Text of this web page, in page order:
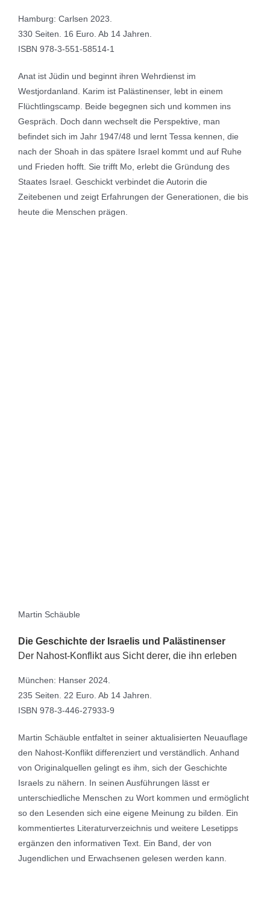
Hamburg: Carlsen 2023.
330 Seiten. 16 Euro. Ab 14 Jahren.
ISBN 978-3-551-58514-1
Anat ist Jüdin und beginnt ihren Wehrdienst im
Westjordanland. Karim ist Palästinenser, lebt in einem
Flüchtlingscamp. Beide begegnen sich und kommen ins
Gespräch. Doch dann wechselt die Perspektive, man
befindet sich im Jahr 1947/48 und lernt Tessa kennen, die
nach der Shoah in das spätere Israel kommt und auf Ruhe
und Frieden hofft. Sie trifft Mo, erlebt die Gründung des
Staates Israel. Geschickt verbindet die Autorin die
Zeitebenen und zeigt Erfahrungen der Generationen, die bis
heute die Menschen prägen.
Martin Schäuble
Die Geschichte der Israelis und Palästinenser
Der Nahost-Konflikt aus Sicht derer, die ihn erleben
München: Hanser 2024.
235 Seiten. 22 Euro. Ab 14 Jahren.
ISBN 978-3-446-27933-9
Martin Schäuble entfaltet in seiner aktualisierten Neuauflage
den Nahost-Konflikt differenziert und verständlich. Anhand
von Originalquellen gelingt es ihm, sich der Geschichte
Israels zu nähern. In seinen Ausführungen lässt er
unterschiedliche Menschen zu Wort kommen und ermöglicht
so den Lesenden sich eine eigene Meinung zu bilden. Ein
kommentiertes Literaturverzeichnis und weitere Lesetipps
ergänzen den informativen Text. Ein Band, der von
Jugendlichen und Erwachsenen gelesen werden kann.